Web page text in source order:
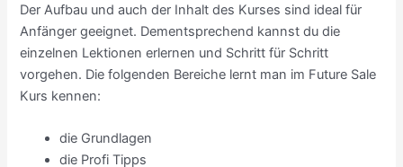
Der Aufbau und auch der Inhalt des Kurses sind ideal für
Anfänger geeignet. Dementsprechend kannst du die
einzelnen Lektionen erlernen und Schritt für Schritt
vorgehen. Die folgenden Bereiche lernt man im Future Sale
Kurs kennen:
die Grundlagen
die Profi Tipps